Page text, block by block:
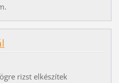
rizst elkészítek